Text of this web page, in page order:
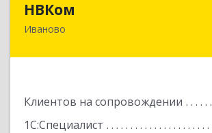
НВКом
Иваново
Клиентов на сопровождении
1С:Специалист
153000, Ивановская обл,